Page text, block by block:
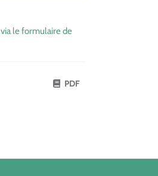
le formulaire de
PDF